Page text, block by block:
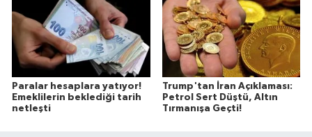
Paralar hesaplara yatıyor!
Emeklilerin beklediği tarih
netleşti
Trump'tan İran Açıklaması:
Petrol Sert Düştü, Altın
Tırmanışa Geçti!